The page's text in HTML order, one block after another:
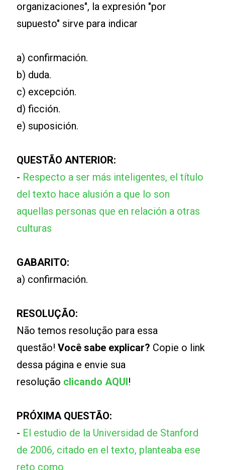
organizaciones", la expresión "por
supuesto" sirve para indicar
a) confirmación.
b) duda.
c) excepción.
d) ficción.
e) suposición.
QUESTÃO ANTERIOR:
- Respecto a ser más inteligentes, el título
del texto hace alusión a que lo son
aquellas personas que en relación a otras
culturas
GABARITO:
a) confirmación.
RESOLUÇÃO:
Não temos resolução para essa
questão!Você sabe explicar? Copie o link
dessa página e envie sua
resolução clicando AQUI!
PRÓXIMA QUESTÃO:
- El estudio de la Universidad de Stanford
de 2006, citado en el texto, planteaba ese
reto como